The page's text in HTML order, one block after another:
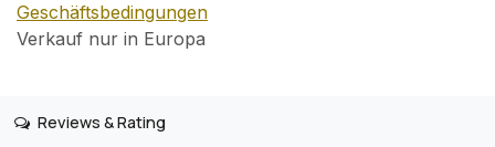
Geschäftsbedingungen
Verkauf nur in Europa
Reviews & Rating